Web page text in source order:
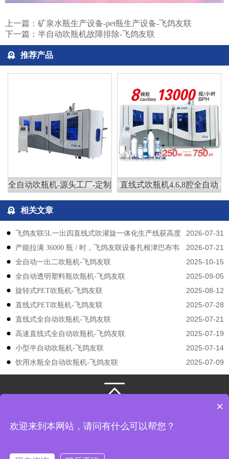
上一篇： 矿泉水瓶生产设备-pet瓶生产设备-飞鸽友联
下一篇： 半自动吹瓶机故障排除-飞鸽友联
推荐产品
全自动吹瓶机-源头工厂-定制 直线式吹瓶机4.6,8腔全自动
相关文章
2026-07-31
飞鸽友联5L一出四直线式吹灌旋一体化生产线获高度
认可
2026-07-21
产能拉满 36000 瓶 / 时，飞鸽友联设备扎根津巴布韦
2025-10-15
​​全自动一出二吹瓶机-飞鸽友联
2025-09-05
全自动透明塑料瓶吹瓶机-飞鸽友联
2025-08-12
旋转式PET吹瓶机-飞鸽友联
2025-07-28
直线式PET吹瓶机-飞鸽友联
2025-07-21
直线式全自动吹瓶机-飞鸽友联
2025-07-19
高速直线式全自动吹瓶机-飞鸽友联
2025-07-14
小型半自动吹瓶机-飞鸽友联
2025-07-09
饮用水瓶全自动吹瓶机-飞鸽友联
江苏飞鸽友联机械股份有限公司
版权所有
地址： 江苏省张家港市凤凰镇韩国工业园飞翔路8号
×
欢迎来到本网站，请问有什么可以帮您？